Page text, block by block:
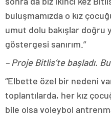
buluşmamızda o kız
umut dolu bakışlar doğru
göstergesi sanırım.”
– Proje Bitlis’te başladı.
“Elbette özel bir nedeni
toplantılarda, her kız
bile olsa voleybol